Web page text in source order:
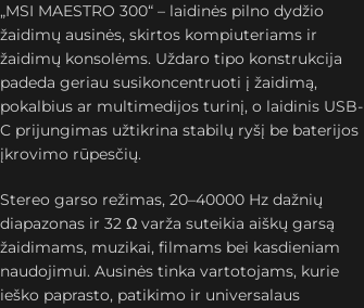
„MSI MAESTRO 300“ – laidinės pilno dydžio
žaidimų ausinės, skirtos kompiuteriams ir
žaidimų konsolėms. Uždaro tipo konstrukcija
padeda geriau susikoncentruoti į žaidimą,
pokalbius ar multimedijos turinį, o laidinis USB-
C prijungimas užtikrina stabilų ryšį be baterijos
įkrovimo rūpesčių.
Stereo garso režimas, 20–40000 Hz dažnių
diapazonas ir 32 Ω varža suteikia aiškų garsą
žaidimams, muzikai, filmams bei kasdieniam
naudojimui. Ausinės tinka vartotojams, kurie
ieško paprasto, patikimo ir universalaus